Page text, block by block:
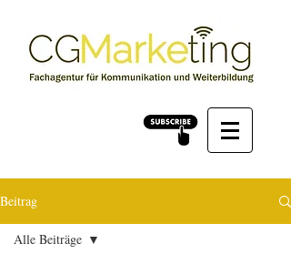
Beitrag
Alle Beiträge